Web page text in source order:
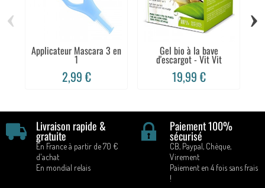
Applicateur Mascara 3 en
1
2,99 €
Gel bio à la bave
d'escargot - Vit Vit
19,99 €
‹ ›
Livraison rapide &
gratuite
En France à partir de 70 €
d'achat
En mondial relais
Paiement 100%
sécurisé
CB, Paypal, Chèque,
Virement
Paiement en 4 fois sans frais
!